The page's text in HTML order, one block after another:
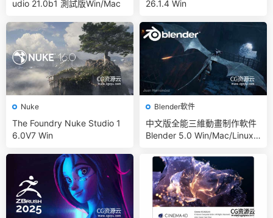
udio 21.0b1 測試版Win/Mac
26.1.4 Win
Nuke
The Foundry Nuke Studio 1
6.0V7 Win
Blender軟件
中文版全能三維動畫制作軟件
Blender 5.0 Win/Mac/Linux